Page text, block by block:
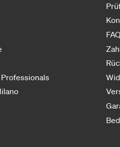
Professionals
FAQ